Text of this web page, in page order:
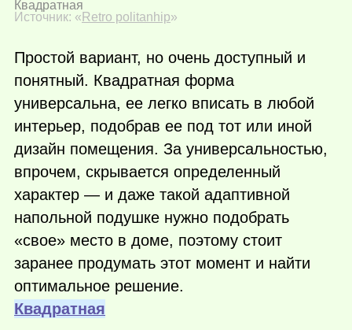
Квадратная
Источник: « Retro politanhip»
Простой вариант, но очень доступный и
понятный. Квадратная форма
универсальна, ее легко вписать в любой
интерьер, подобрав ее под тот или иной
дизайн помещения. За универсальностью,
впрочем, скрывается определенный
характер — и даже такой адаптивной
напольной подушке нужно подобрать
«свое» место в доме, поэтому стоит
заранее продумать этот момент и найти
оптимальное решение.
Квадратная